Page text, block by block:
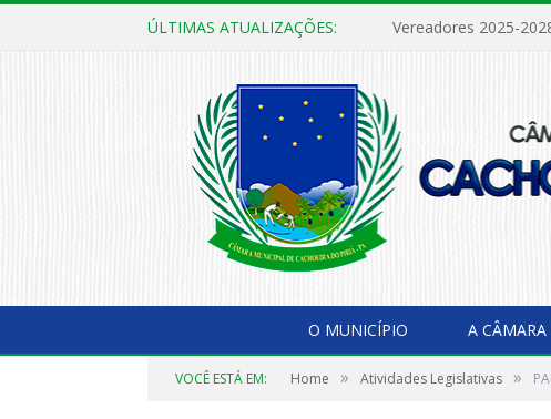
ÚLTIMAS ATUALIZAÇÕES: Vereadores 2025-
O MUNICÍPIO A CÂMARA
VOCÊ ESTÁ EM: Home » Atividades Legislativas »